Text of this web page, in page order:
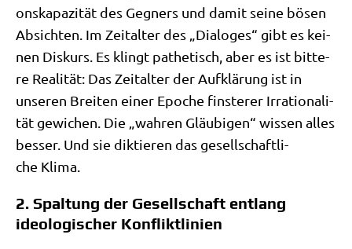
ons­ka­pa­zi­tät des Geg­ners und damit sei­ne bösen
Absich­ten. Im Zeit­al­ter des „Dia­lo­ges“ gibt es kei­
nen Dis­kurs. Es klingt pathe­tisch, aber es ist bit­te­
re Rea­li­tät: Das Zeit­al­ter der Auf­klä­rung ist in
unse­ren Brei­ten einer Epo­che fin­ste­rer Irra­tio­na­li­
tät gewi­chen. Die „wah­ren Gläu­bi­gen“ wis­sen alles
bes­ser. Und sie dik­tie­ren das gesell­schaft­li­
che Klima.
2. Spaltung der Gesellschaft entlang
ideologischer Konfliktlinien